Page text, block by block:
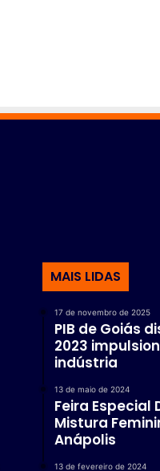
MAIS LIDAS
17 de novembro de 2025
PIB de Goiás
2023
indústria
13 de maio de 2024
Feira Especial
Mistura
Anápolis
13 de fevereiro de 2024